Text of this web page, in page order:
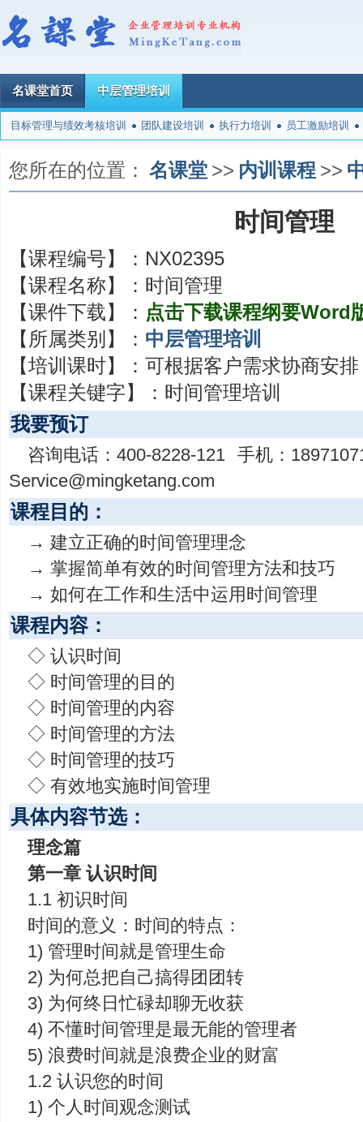
名课堂首页 中层管理培训
目标管理与绩效考核培训 团队建设培训 执行力培训 员工激励培训
您所在的位置： 名课堂 >> 内训课程 >>
时间管理
【课程编号】： NX02395
【课程名称】： 时间管理
【课件下载】： 点击下载课程纲要Word
【所属类别】： 中层管理培训
【培训课时】： 可根据客户需求协商安排
【课程关键字】： 时间管理培训
我要预订
咨询电话：400-8228-121 手机：
Service@mingketang.com
课程目的：
→ 建立正确的时间管理理念
→ 掌握简单有效的时间管理方法和技巧
→ 如何在工作和生活中运用时间管理
课程内容：
◇ 认识时间
◇ 时间管理的目的
◇ 时间管理的内容
◇ 时间管理的方法
◇ 时间管理的技巧
◇ 有效地实施时间管理
具体内容节选：
理念篇
第一章 认识时间
1.1 初识时间
时间的意义：时间的特点：
1) 管理时间就是管理生命
2) 为何总把自己搞得团团转
3) 为何终日忙碌却聊无收获
4) 不懂时间管理是最无能的管理者
5) 浪费时间就是浪费企业的财富
1.2 认识您的时间
1) 个人时间观念测试